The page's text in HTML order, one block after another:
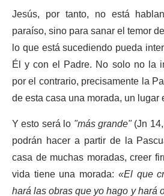
Jesús, por tanto, no está
paraíso, sino para sanar el temor
lo que está sucediendo pueda
Él y con el Padre. No solo no la
por el contrario, precisamente la
de esta casa una morada, un
Y esto será lo"más grande"(Jn
podrán hacer a partir de la
casa de muchas moradas, creer
vida tiene una morada: «El que
hará las obras que yo hago y hará